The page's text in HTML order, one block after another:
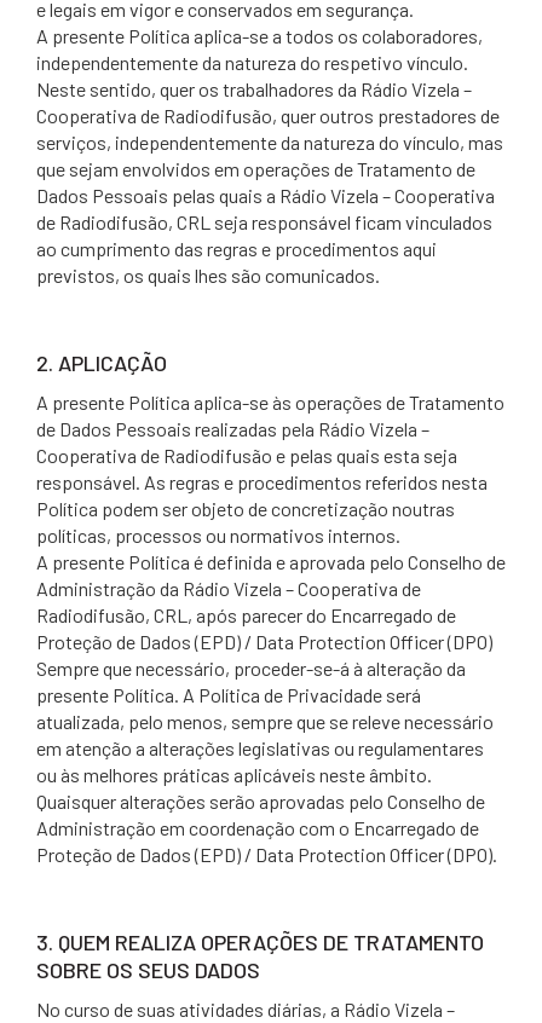
e legais em vigor e conservados em segurança.
A presente Política aplica-se a todos os colaboradores,
independentemente da natureza do respetivo vínculo.
Neste sentido, quer os trabalhadores da Rádio Vizela –
Cooperativa de Radiodifusão, quer outros prestadores de
serviços, independentemente da natureza do vínculo, mas
que sejam envolvidos em operações de Tratamento de
Dados Pessoais pelas quais a Rádio Vizela – Cooperativa
de Radiodifusão, CRL seja responsável ficam vinculados
ao cumprimento das regras e procedimentos aqui
previstos, os quais lhes são comunicados.
2. APLICAÇÃO
A presente Política aplica-se às operações de Tratamento
de Dados Pessoais realizadas pela Rádio Vizela –
Cooperativa de Radiodifusão e pelas quais esta seja
responsável. As regras e procedimentos referidos nesta
Política podem ser objeto de concretização noutras
políticas, processos ou normativos internos.
A presente Política é definida e aprovada pelo Conselho de
Administração da Rádio Vizela – Cooperativa de
Radiodifusão, CRL, após parecer do Encarregado de
Proteção de Dados (EPD) / Data Protection Officer (DPO)
Sempre que necessário, proceder-se-á à alteração da
presente Política. A Política de Privacidade será
atualizada, pelo menos, sempre que se releve necessário
em atenção a alterações legislativas ou regulamentares
ou às melhores práticas aplicáveis neste âmbito.
Quaisquer alterações serão aprovadas pelo Conselho de
Administração em coordenação com o Encarregado de
Proteção de Dados (EPD) / Data Protection Officer (DPO).
3. QUEM REALIZA OPERAÇÕES DE TRATAMENTO
SOBRE OS SEUS DADOS
No curso de suas atividades diárias, a Rádio Vizela –